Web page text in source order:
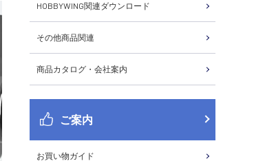
HOBBYWING関連ダウンロード
その他商品関連
商品カタログ・会社案内
ご案内
お買い物ガイド